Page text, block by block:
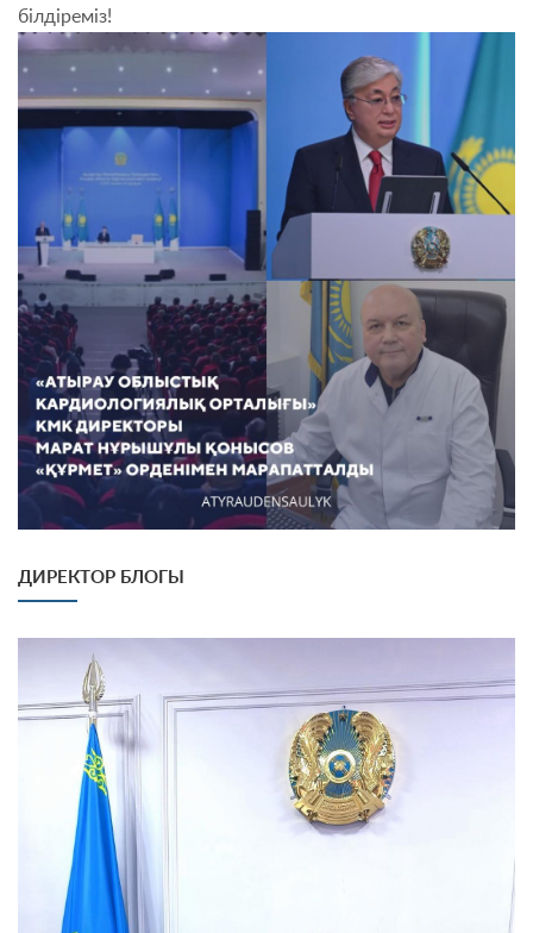
білдіреміз!
ДИРЕКТОР БЛОГЫ